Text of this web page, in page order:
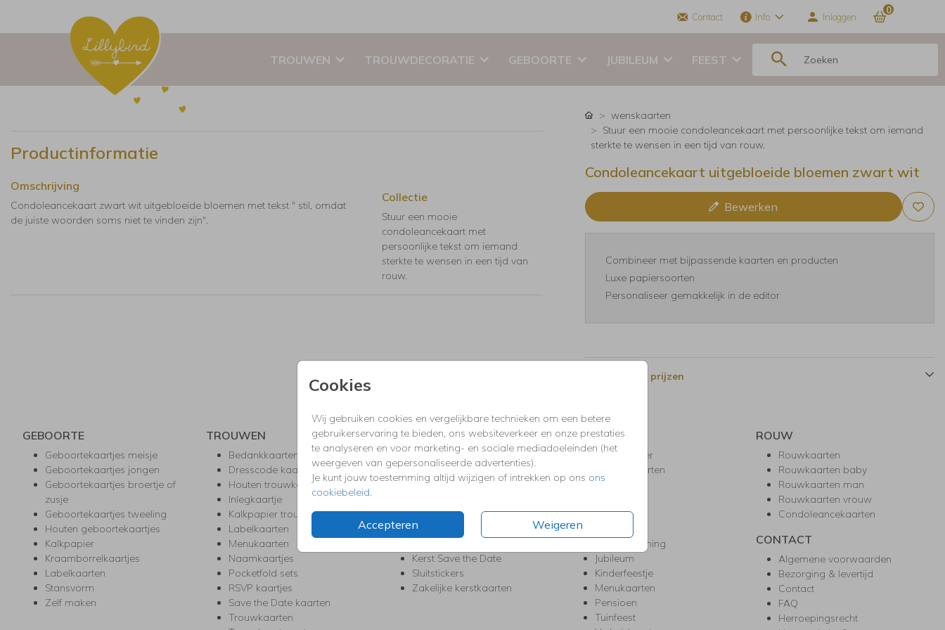
Contact Info Inloggen
0
TROUWEN TROUWDECORATIE GEBOORTE JUBILEUM FEEST
Cookies
Wij gebruiken cookies en vergelijkbare technieken om een betere
gebruikerservaring te bieden, ons websiteverkeer en onze prestaties
te analyseren en voor marketing- en sociale mediadoeleinden (het
weergeven van gepersonaliseerde advertenties).
Je kunt jouw toestemming altijd wijzigen of intrekken op ons ons
cookiebeleid.
Accepteren Weigeren
Productinformatie
Omschrijving
Condoleancekaart zwart wit uitgebloeide bloemen met tekst " stil, omdat
de juiste woorden soms niet te vinden zijn".
Collectie
Stuur een mooie
condoleancekaart met
persoonlijke tekst om iemand
sterkte te wensen in een tijd van
rouw.
wenskaarten
Stuur een mooie condoleancekaart met persoonlijke tekst om iemand
sterkte te wensen in een tijd van rouw.
Condoleancekaart uitgebloeide bloemen zwart wit
Bewerken
Combineer met bijpassende kaarten en producten
Luxe papiersoorten
Personaliseer gemakkelijk in de editor
Formaten en prijzen
GEBOORTE
Geboortekaartjes meisje
Geboortekaartjes jongen
Geboortekaartjes broertje of
zusje
Geboortekaartjes tweeling
Houten geboortekaartjes
Kalkpapier
Kraamborrelkaartjes
Labelkaarten
Stansvorm
Zelf maken
TROUWEN
Bedankkaarten
Dresscode kaartjes
Houten trouwkaarten
Inlegkaartje
Kalkpapier trouwkaarten
Labelkaarten
Menukaarten
Naamkaartjes
Pocketfold sets
RSVP kaartjes
Save the Date kaarten
Trouwkaarten
KERST
Kerstkaarten
Kerstborrel uitnodigingen
Kerstdiner uitnodigingen
Kerst trouwkaarten
Kerst-verhuiskaarten
Kerst Save the Date
Sluitstickers
Zakelijke kerstkaarten
FEEST
Babyshower
Bedankkaarten
Communie
Geslaagd
Housewarming
Jubileum
Kinderfeestje
Menukaarten
Pensioen
Tuinfeest
ROUW
Rouwkaarten
Rouwkaarten baby
Rouwkaarten man
Rouwkaarten vrouw
Condoleancekaarten
CONTACT
Algemene voorwaarden
Bezorging & levertijd
Contact
FAQ
Herroepingsrecht